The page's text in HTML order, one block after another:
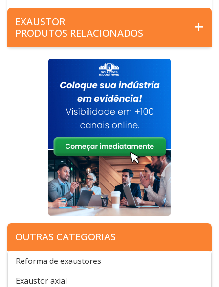
EXAUSTOR
PRODUTOS RELACIONADOS
OUTRAS CATEGORIAS
Reforma de exaustores
Exaustor axial